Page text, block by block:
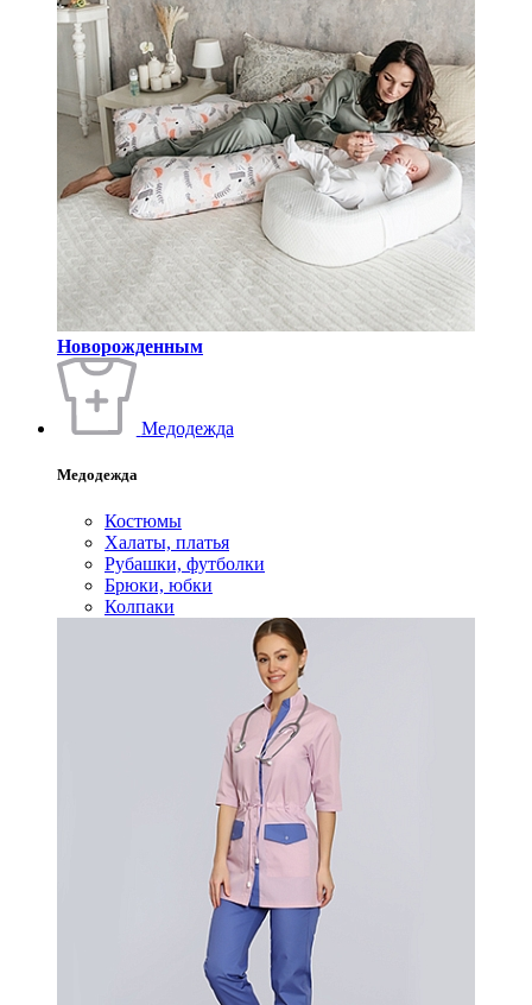
Новорожденным
Медодежда
Медодежда
Костюмы
Халаты, платья
Рубашки, футболки
Брюки, юбки
Колпаки